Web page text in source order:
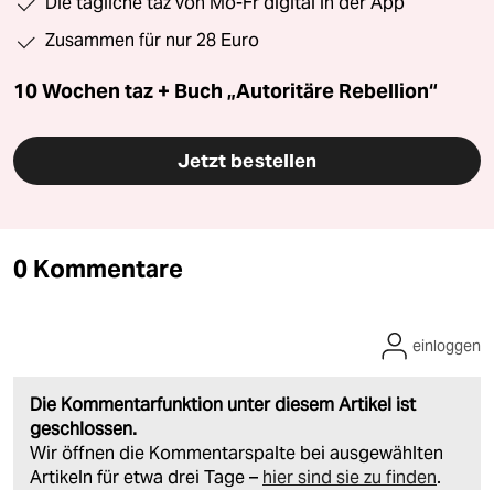
Zusammen für nur 28 Euro
10 Wochen taz + Buch „Autoritäre Rebellion“
Jetzt bestellen
0 Kommentare
Die Kommentarfunktion unter diesem Artikel ist
geschlossen.
Wir öffnen die Kommentarspalte bei ausgewählten
Artikeln für etwa drei Tage – hier sind sie zu finden.
einloggen